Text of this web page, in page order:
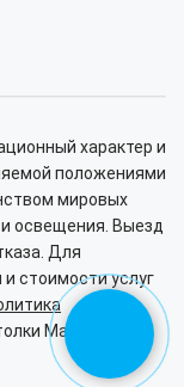
характер и
положениями
мировых
освещения. Выезд
Для
стоимости услуг
Малина».